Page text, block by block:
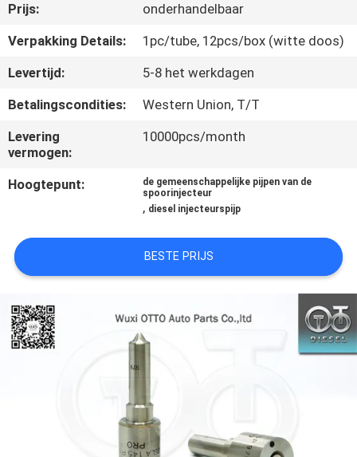
NEEM
CONTACT
MET
ONS
OP
NIEUWS
SITEMAP
PRIVACY
POLICY
Prijs:
onderhandelbaar
Verpakking Details:
1pc/tube, 12pcs/box (witte doos)
Levertijd:
5-8 het werkdagen
Betalingscondities:
Western Union, T/T
Levering
vermogen:
10000pcs/month
Hoogtepunt:
de gemeenschappelijke pijpen van de
spoorinjecteur
, diesel injecteurspijp
BESTE PRIJS